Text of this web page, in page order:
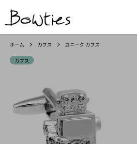
ホーム カフス ユニーク カフス
カフス